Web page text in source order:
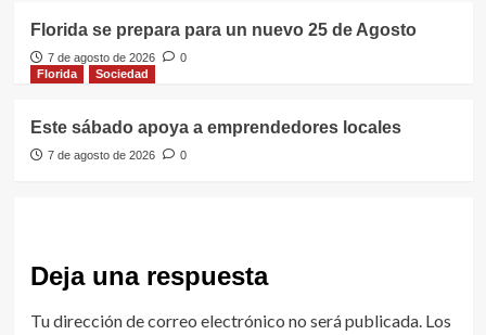
Florida se prepara para un nuevo 25 de Agosto
7 de agosto de 2026
0
Florida
Sociedad
Este sábado apoya a emprendedores locales
7 de agosto de 2026 0
Deja una respuesta
Tu dirección de correo electrónico no será publicada. Los